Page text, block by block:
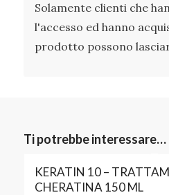
Solamente clienti che
l'accesso ed hanno
prodotto possono
Ti potrebbe interessare…
KERATIN 10 –
CHERATINA 150 ML